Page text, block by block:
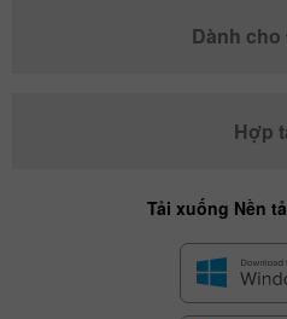
Dành
Hợp
Tải xuống Nền